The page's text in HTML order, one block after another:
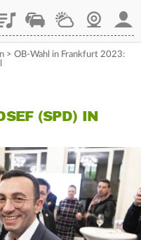
StaupilotWetterWebcam
> OB-Wahl in Frankfurt 2023:
(SPD) IN